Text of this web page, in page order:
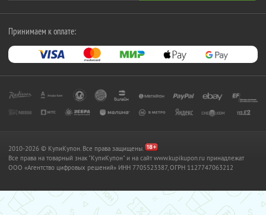
Принимаем к оплате:
2010-2026 © КупиКупон. Все права защищены.
Все права на товарный знак "КупиКупон" и на сайт www.kupikupon.ru принадлежат
OOO «Агентство цифровых решений» ИНН 7705523387, ОГРН 1127747063212